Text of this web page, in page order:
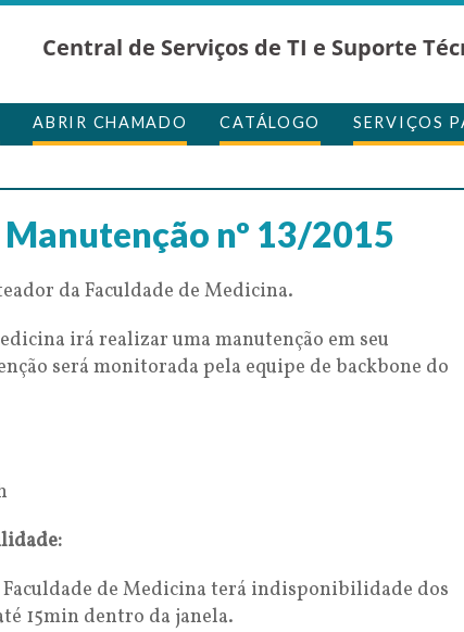
Central de Serviços de TI e Suporte
ABRIR CHAMADO CATÁLOGO SERVIÇOS
nº 13/2015
da Faculdade de Medicina.
irá realizar uma manutenção em seu
será monitorada pela equipe de backbone do
Faculdade de Medicina terá indisponibilidade dos
15min dentro da janela.